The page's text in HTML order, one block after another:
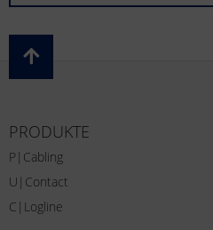
PRODUKTE
P|Cabling
U|Contact
C|Logline